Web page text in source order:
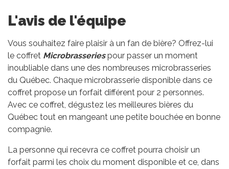
L'avis de l'équipe
Vous souhaitez faire plaisir à un fan de bière? Offrez-lui
le coffret Microbrasseriespour passer un moment
inoubliable dans une des nombreuses microbrasseries
du Québec. Chaque microbrasserie disponible dans ce
coffret propose un forfait différent pour 2 personnes.
Avec ce coffret, dégustez les meilleures bières du
Québec tout en mangeant une petite bouchée en bonne
compagnie.
La personne qui recevra ce coffret pourra choisir un
forfait parmi les choix du moment disponible et ce, dans